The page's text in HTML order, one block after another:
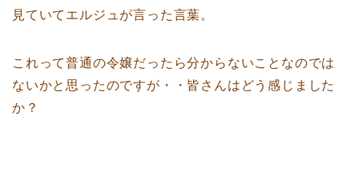
見ていてエルジュが言った言葉。
これって普通の令嬢だったら分からないことなのでは
ないかと思ったのですが・・皆さんはどう感じました
か？